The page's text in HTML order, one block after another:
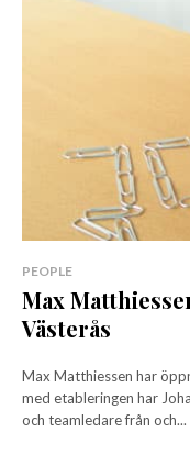
PEOPLE
Max
Västerås
Max Matthiessen har
med etableringen har
och teamledare från och...